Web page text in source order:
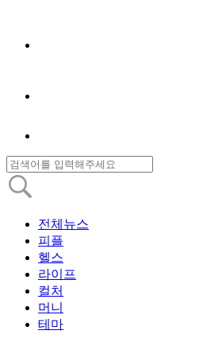
전체뉴스
피플
헬스
라이프
컬처
머니
테마